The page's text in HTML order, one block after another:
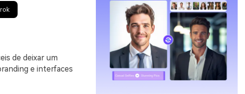
de deixar um
e interfaces